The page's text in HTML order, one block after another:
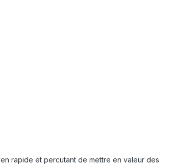
rapide et percutant de mettre en valeur des